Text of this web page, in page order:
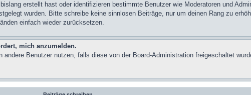
erstellt hast oder identifizieren bestimmte Benutzer wie Moderatoren und
wurden. Bitte schreibe keine sinnlosen Beiträge, nur um deinen Rang zu
einfach wieder zurücksetzen.
mich anzumelden.
Benutzer nutzen, falls diese von der Board-Administration freigeschaltet